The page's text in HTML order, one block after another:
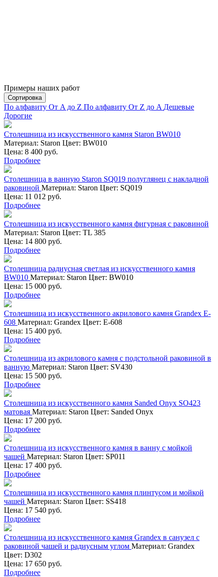
Примеры наших работ
Сортировка
По алфавиту От A до Z По алфавиту От Z до A Дешевые
Дорогие
Столешница из искусственного камня Staron BW010
Материал: Staron Цвет: BW010
Цена: 8 400 руб.
Подробнее
Столешница в ванную Staron SQ019 полуглянец с накладной
раковиной Материал: Staron Цвет: SQ019
Цена: 11 012 руб.
Подробнее
Столешница из искусственного камня фигурная с раковиной
Материал: Staron Цвет: TL 385
Цена: 14 800 руб.
Подробнее
Столешница радиусная светлая из искусственного камня
BW010 Материал: Staron Цвет: BW010
Цена: 15 000 руб.
Подробнее
Столешница из искусственного акрилового камня Grandex E-
608 Материал: Grandex Цвет: E-608
Цена: 15 400 руб.
Подробнее
Столешница из акрилового камня с подстольной раковиной в
ванную Материал: Staron Цвет: SV430
Цена: 15 500 руб.
Подробнее
Столешница из искусственного камня Sanded Onyx SO423
матовая Материал: Staron Цвет: Sanded Onyx
Цена: 17 200 руб.
Подробнее
Столешница из искусственного камня в ванну с мойкой
чашей Материал: Staron Цвет: SP011
Цена: 17 400 руб.
Подробнее
Столешница из искусственного камня плинтусом и мойкой
чашей Материал: Staron Цвет: SS418
Цена: 17 540 руб.
Подробнее
Столешница из искусственного камня Grandex в санузел с
раковиной чашей и радиусным углом Материал: Grandex
Цвет: D302
Цена: 17 650 руб.
Подробнее